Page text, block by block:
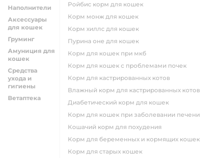
Наполнители
Аксессуары
для кошек
Груминг
Амуниция для
кошек
Средства
ухода и
гигиены
Ветаптека
ройбис корм для кошек
корм монж для кошек
корм хиллс для кошек
пурина оне для кошек
корм для кошек при мкб
корм для кошек с проблемами почек
Корм для кастрированных котов
влажный корм для кастрированных котов
диабетический корм для кошек
корм для кошек при заболевании печени
кошачий корм для похудения
корм для беременных и кормящих кошек
корм для старых кошек